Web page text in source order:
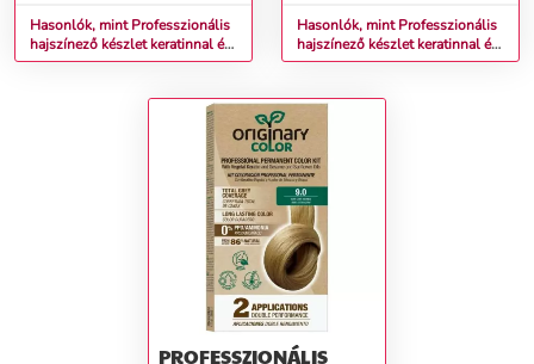
SZÍNN (FARBA): SZŐKE
7/0
Hasonlók, mint Professzionális
hajszínező készlet keratinnal és
növényi olajokkal -
Originary Color Színn (Farba):
SZÍNN (FARBA):
VILÁGOS SZŐKE 8/0
Hasonlók, mint Professzionális
hajszínező készlet keratinnal és
növényi olajokkal -
Originary Color Színn (Farba):
PROFESSZIONÁLIS